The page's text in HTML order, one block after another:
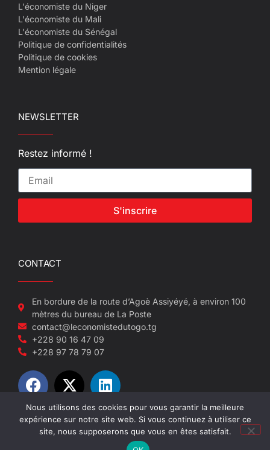
L'économiste du Niger
L'économiste du Mali
L'économiste du Sénégal
Politique de confidentialités
Politique de cookies
Mention légale
NEWSLETTER
Restez informé !
S'inscrire
CONTACT
En bordure de la route d’Agoè Assiyéyé, à environ 100
mètres du bureau de La Poste
contact@leconomistedutogo.tg
+228 90 16 47 09
+228 97 78 79 07
© 2022-2026 L'économiste du Togo
Nous utilisons des cookies pour vous garantir la meilleure
expérience sur notre site web. Si vous continuez à utiliser ce
site, nous supposerons que vous en êtes satisfait.